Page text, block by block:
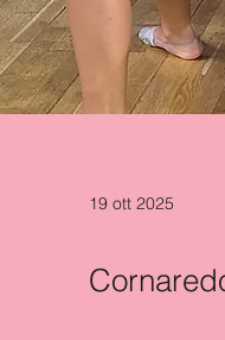
19 ott 2025